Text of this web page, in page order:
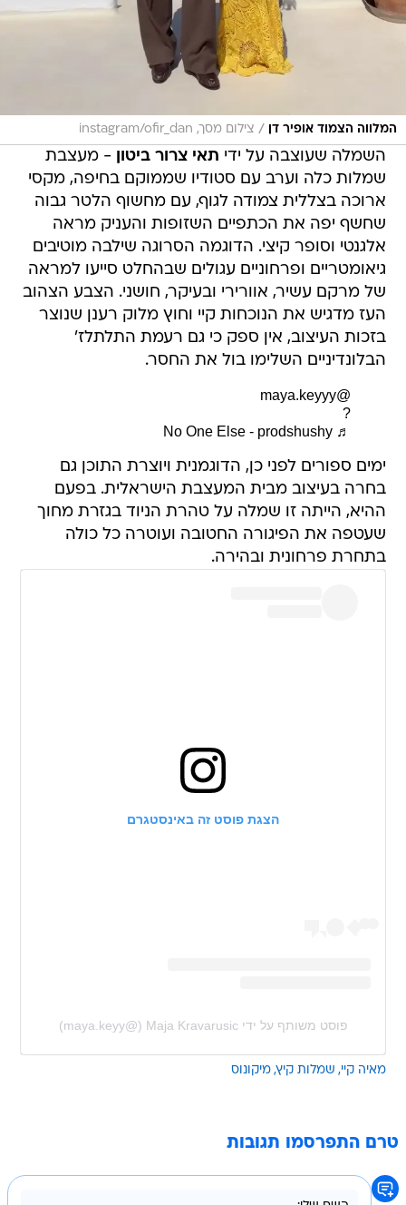
המלווה הצמוד אופיר דן / צילום מסך, instagram/ofir_dan
השמלה שעוצבה על ידי תאי צרור ביטון
- מעצבת
שמלות כלה וערב עם סטודיו שממוקם בחיפה, מקסי
ארוכה בצללית צמודה לגוף, עם מחשוף הלטר גבוה
שחשף יפה את הכתפיים השזופות והעניק מראה
אלגנטי וסופר קיצי. הדוגמה הסרוגה שילבה מוטיבים
גיאומטריים ופרחוניים עגולים שבהחלט סייעו למראה
של מרקם עשיר, אוורירי ובעיקר, חושני. הצבע הצהוב
העז מדגיש את הנוכחות קיי וחוץ מלוק רענן שנוצר
בזכות העיצוב, אין ספק כי גם רעמת התלתלז'
הבלונדיניים השלימו בול את החסר.
@maya.keyyy
?
♬ No One Else - prodshushy
ימים ספורים לפני כן, הדוגמנית ויוצרת התוכן גם
בחרה בעיצוב מבית המעצבת הישראלית. בפעם
ההיא, הייתה זו שמלה על טהרת הניוד בגזרת מחוך
שעטפה את הפיגורה החטובה ועוטרה כל כולה
בתחרת פרחונית ובהירה.
הצגת פוסט זה באינסטגרם
פוסט משותף על ידי ‏‎Maja Kravarusic‎‏ (@‏‎maya.keyy‎‏)
מאיה קיי שמלות קיץ מיקונוס
טרם התפרסמו תגובות